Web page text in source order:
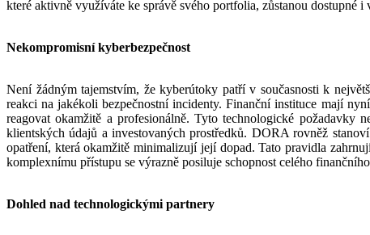
které aktivně využíváte ke správě svého portfolia, zůstanou
Nekompromisní kyberbezpečnost
Není žádným tajemstvím, že kyberútoky patří v současnosti k
reakci na jakékoli bezpečnostní incidenty. Finanční instituce mají
reagovat okamžitě a profesionálně. Tyto technologické
klientských údajů a investovaných prostředků. DORA rovněž
opatření, která okamžitě minimalizují její dopad. Tato pravidla
komplexnímu přístupu se výrazně posiluje schopnost celého
Dohled nad technologickými partnery